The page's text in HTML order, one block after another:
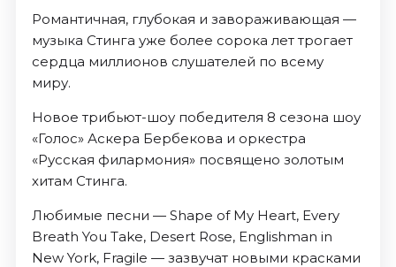
Романтичная, глубокая и завораживающая —
музыка Стинга уже более сорока лет трогает
сердца миллионов слушателей по всему
миру.
Новое трибьют-шоу победителя 8 сезона шоу
«Голос» Аскера Бербекова и оркестра
«Русская филармония» посвящено золотым
хитам Стинга.
Любимые песни — Shape of My Heart, Every
Breath You Take, Desert Rose, Englishman in
New York, Fragile — зазвучат новыми красками